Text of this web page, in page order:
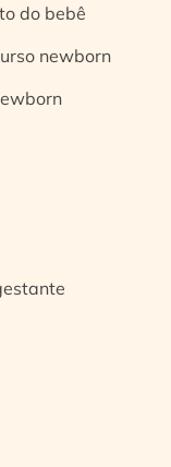
do bebê
newborn